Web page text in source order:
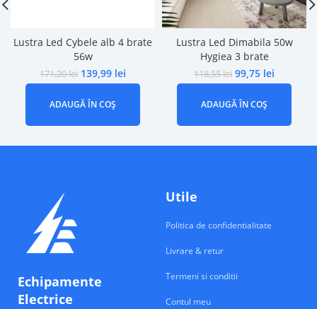
Lustra Led Cybele alb 4 brate
56w
171,20lei 139,99 lei
ADAUGĂ ÎN COȘ
Lustra Led Dimabila 50w
Hygiea 3 brate
118,55lei 99,75 lei
ADAUGĂ ÎN COȘ
Echipamente
Electrice
Utile
Politica de confidentialitate
Livrare & retur
Termeni si conditii
Contul meu